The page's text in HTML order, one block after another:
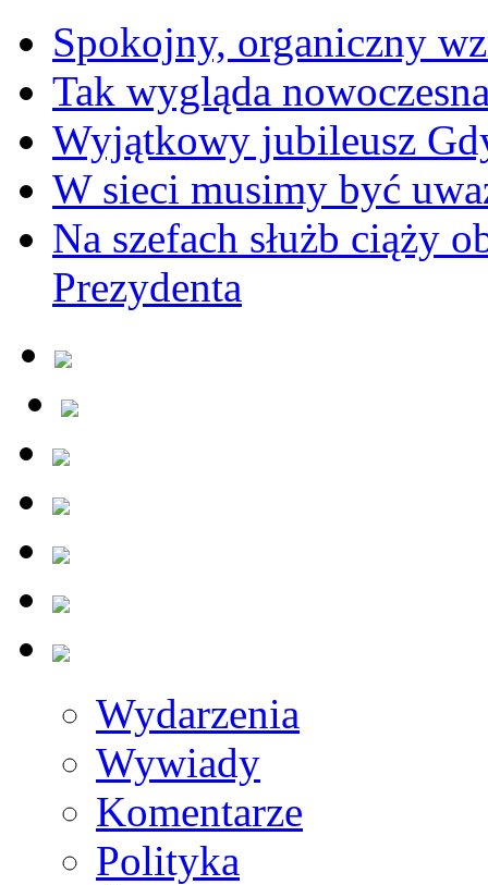
Spokojny, organiczny
Tak wygląda
Wyjątkowy jubileusz
W sieci musimy być
Na szefach służb ciąży
Prezydenta
Wydarzenia
Wywiady
Komentarze
Polityka